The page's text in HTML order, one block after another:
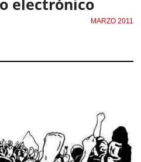
electrónico
MARZO 2011